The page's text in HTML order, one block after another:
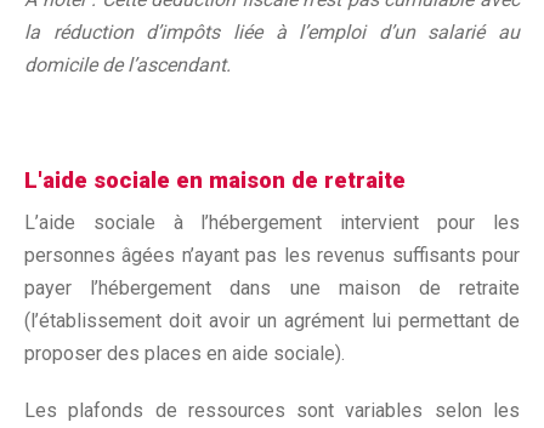
la réduction d’impôts liée à l’emploi d’un salarié au
domicile de l’ascendant.
L'aide sociale en maison de retraite
L’aide sociale à l’hébergement intervient pour les
personnes âgées n’ayant pas les revenus suffisants pour
payer l’hébergement dans une maison de retraite
(l’établissement doit avoir un agrément lui permettant de
proposer des places en aide sociale).
Les plafonds de ressources sont variables selon les